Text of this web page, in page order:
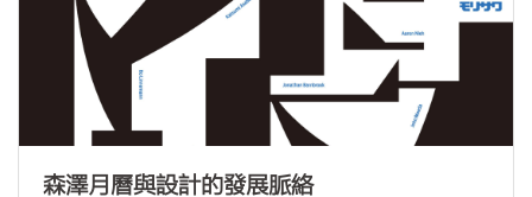
森澤月曆與設計的發展脈絡